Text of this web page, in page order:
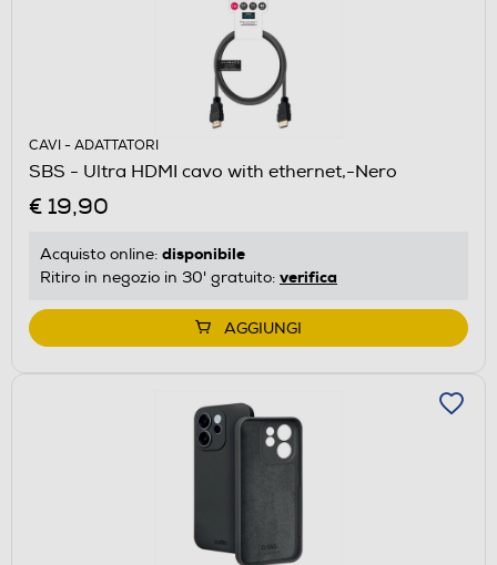
CAVI - ADATTATORI
SBS - Ultra HDMI cavo with ethernet,-Nero
€ 19,90
Acquisto online: disponibile
Ritiro in negozio in 30' gratuito: verifica
AGGIUNGI